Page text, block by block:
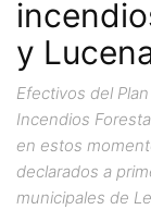
y
Efectivos del
Incendios
en estos
declarados a
municipales de